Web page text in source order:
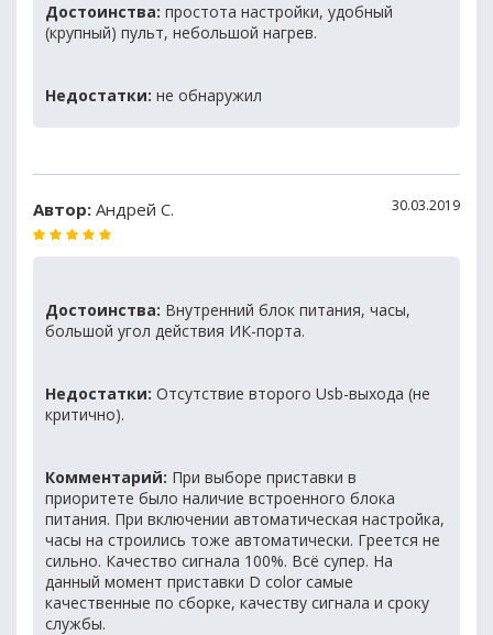
Достоинства: простота настройки, удобный
(крупный) пульт, небольшой нагрев.
Недостатки: не обнаружил
Автор: Андрей С. 30.03.2019
Достоинства: Внутренний блок питания, часы,
большой угол действия ИК-порта.
Недостатки: Отсутствие второго Usb-выхода (не
критично).
Комментарий: При выборе приставки в
приоритете было наличие встроенного блока
питания. При включении автоматическая настройка,
часы на строились тоже автоматически. Греется не
сильно. Качество сигнала 100%. Всё супер. На
данный момент приставки D color самые
качественные по сборке, качеству сигнала и сроку
службы.